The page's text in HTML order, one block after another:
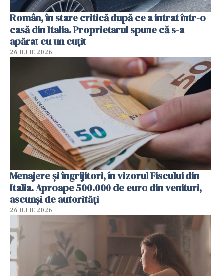
Român, în stare critică după ce a intrat într-o
casă din Italia. Proprietarul spune că s-a
apărat cu un cuțit
26 IULIE 2026
Menajere și îngrijitori, în vizorul Fiscului din
Italia. Aproape 500.000 de euro din venituri,
ascunși de autorități
26 IULIE 2026